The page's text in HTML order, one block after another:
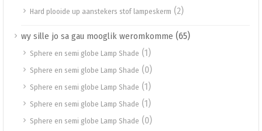
Hard plooide up aanstekers stof lampeskerm (2)
wy sille jo sa gau mooglik weromkomme (65)
Sphere en semi globe Lamp Shade (1)
Sphere en semi globe Lamp Shade (0)
Sphere en semi globe Lamp Shade (1)
Sphere en semi globe Lamp Shade (1)
Sphere en semi globe Lamp Shade (0)